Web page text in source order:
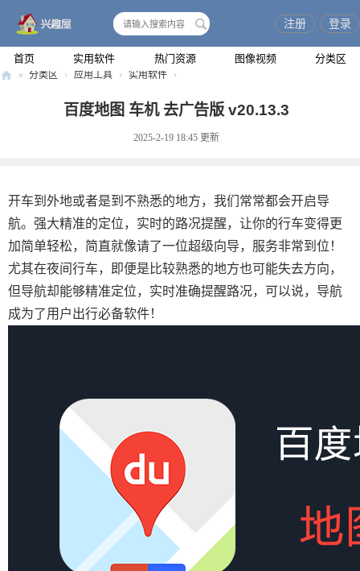
首页 实用软件 热门资源 图像视频 分类区
注册 登录
» 分类区 › 应用工具 › 实用软件 ›
百度地图 车机 去广告版 v20.13.3
2025-2-19 18:45 更新
开车到外地或者是到不熟悉的地方，我们常常都会开启导
航。强大精准的定位，实时的路况提醒，让你的行车变得更
加简单轻松，简直就像请了一位超级向导，服务非常到位！
尤其在夜间行车，即便是比较熟悉的地方也可能失去方向，
但导航却能够精准定位，实时准确提醒路况，可以说，导航
成为了用户出行必备软件！